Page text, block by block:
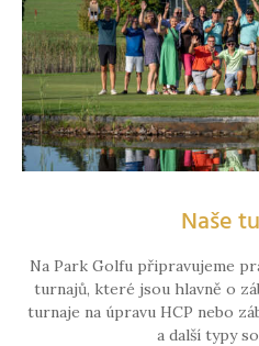
Naše
Na Park Golfu připravujeme
turnajů, které jsou hlavně o
turnaje na úpravu HCP nebo
a další typy